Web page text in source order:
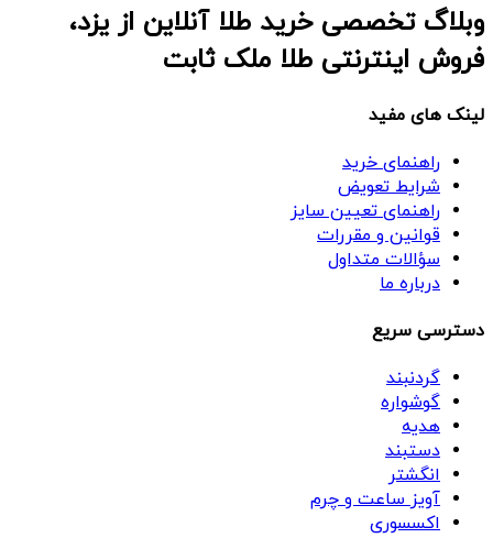
وبلاگ تخصصی خرید طلا آنلاین از یزد،
فروش اینترنتی طلا ملک ثابت
لینک های مفید
راهنمای خرید
شرایط تعویض
راهنمای تعیین سایز
قوانین و مقررات
سؤالات متداول
درباره ما
دسترسی سریع
گردنبند
گوشواره
هدیه
دستبند
انگشتر
آویز ساعت و چرم
اکسسوری